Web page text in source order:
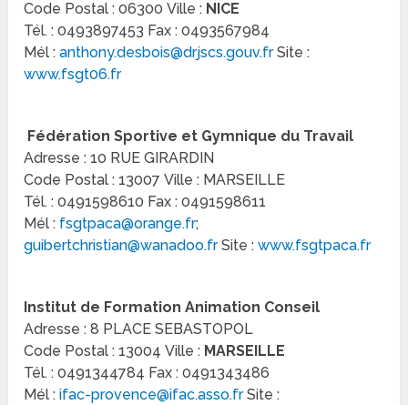
Code Postal : 06300 Ville : NICE
Tél. : 0493897453 Fax : 0493567984
Mél :anthony.desbois@drjscs.gouv.frSite :
www.fsgt06.fr
Fédération Sportive et Gymnique du Travail
Adresse : 10 RUE GIRARDIN
Code Postal : 13007 Ville : MARSEILLE
Tél. : 0491598610 Fax : 0491598611
Mél : fsgtpaca@orange.fr;
guibertchristian@wanadoo.frSite :www.fsgtpaca.fr
Institut de Formation Animation Conseil
Adresse : 8 PLACE SEBASTOPOL
Code Postal : 13004 Ville : MARSEILLE
Tél. : 0491344784 Fax : 0491343486
Mél :ifac-provence@ifac.asso.frSite :